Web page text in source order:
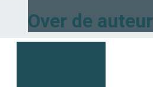
Over de auteur